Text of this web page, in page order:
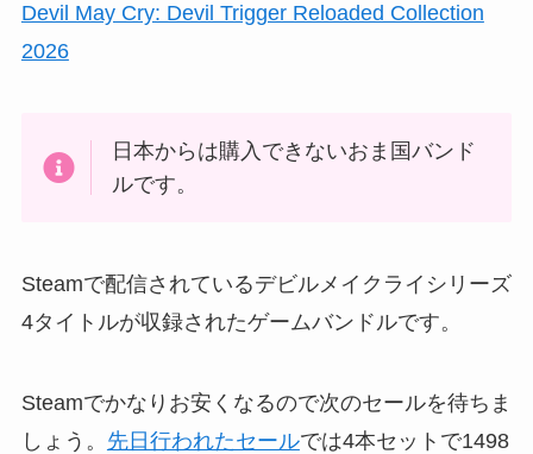
Devil May Cry: Devil Trigger Reloaded Collection
2026
日本からは購入できないおま国バンド
ルです。
Steamで配信されているデビルメイクライシリーズ
4タイトルが収録されたゲームバンドルです。
Steamでかなりお安くなるので次のセールを待ちま
しょう。 先日行われたセールでは4本セットで1498